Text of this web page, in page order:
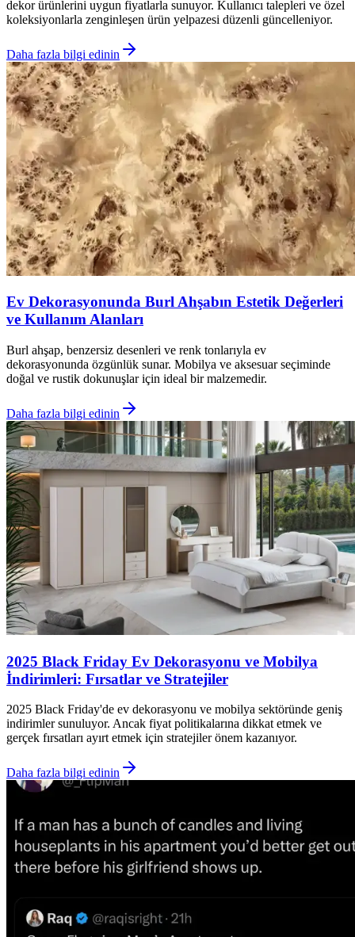
dekor ürünlerini uygun fiyatlarla sunuyor. Kullanıcı talepleri ve özel
koleksiyonlarla zenginleşen ürün yelpazesi düzenli güncelleniyor.
Daha fazla bilgi edinin
Ev Dekorasyonunda Burl Ahşabın Estetik Değerleri
ve Kullanım Alanları
Burl ahşap, benzersiz desenleri ve renk tonlarıyla ev
dekorasyonunda özgünlük sunar. Mobilya ve aksesuar seçiminde
doğal ve rustik dokunuşlar için ideal bir malzemedir.
Daha fazla bilgi edinin
2025 Black Friday Ev Dekorasyonu ve Mobilya
İndirimleri: Fırsatlar ve Stratejiler
2025 Black Friday'de ev dekorasyonu ve mobilya sektöründe geniş
indirimler sunuluyor. Ancak fiyat politikalarına dikkat etmek ve
gerçek fırsatları ayırt etmek için stratejiler önem kazanıyor.
Daha fazla bilgi edinin